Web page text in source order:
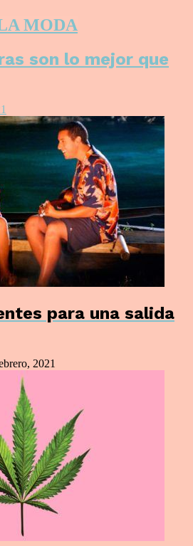
MODA
son lo mejor que
para una salida
2021